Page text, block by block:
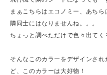
まぁこちらはエコノミー、あち
隣同士にはなりませんね。。。
ちょっと調べただけで色々出てく
そんなこのカラーをデザインさ
ど、このカラーは大好物！